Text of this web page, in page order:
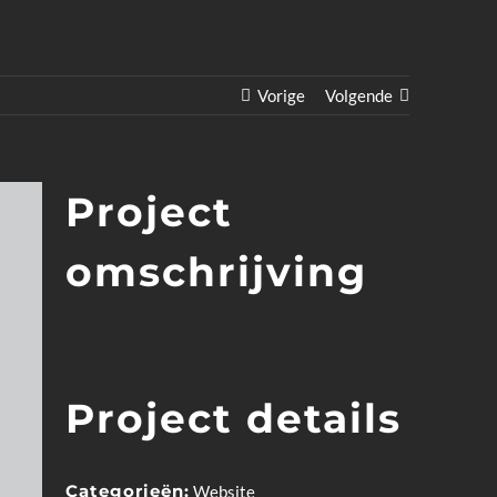
Vorige Volgende
Project
omschrijving
Project details
Categorieën: Website